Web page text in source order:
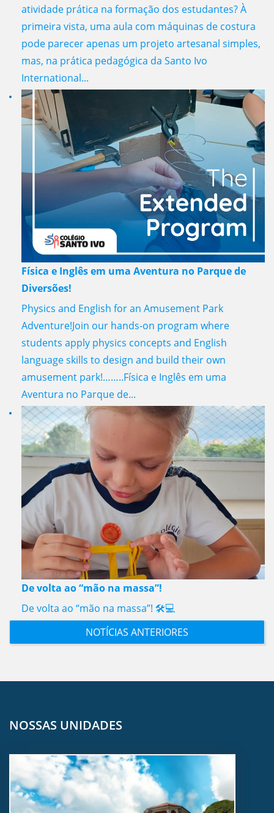
atividade prática na formação dos estudantes? À
primeira vista, uma aula com máquinas de costura
pode parecer apenas um projeto artesanal simples,
mas, na prática pedagógica da Santo Ivo
International...
Física e Inglês em uma Aventura no Parque de
Diversões!
Physics and English for an Amusement Park
Adventure!Join our hands-on program where
students apply physics concepts and English
language skills to design and build their own
amusement park!……..Física e Inglês em uma
Aventura no Parque de...
De volta ao “mão na massa”!
De volta ao “mão na massa”! 🛠️💻
NOTÍCIAS ANTERIORES
NOSSAS UNIDADES